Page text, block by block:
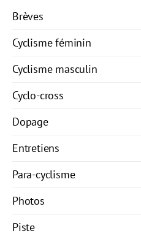
Brèves
Cyclisme féminin
Cyclisme masculin
Cyclo-cross
Dopage
Entretiens
Para-cyclisme
Photos
Piste